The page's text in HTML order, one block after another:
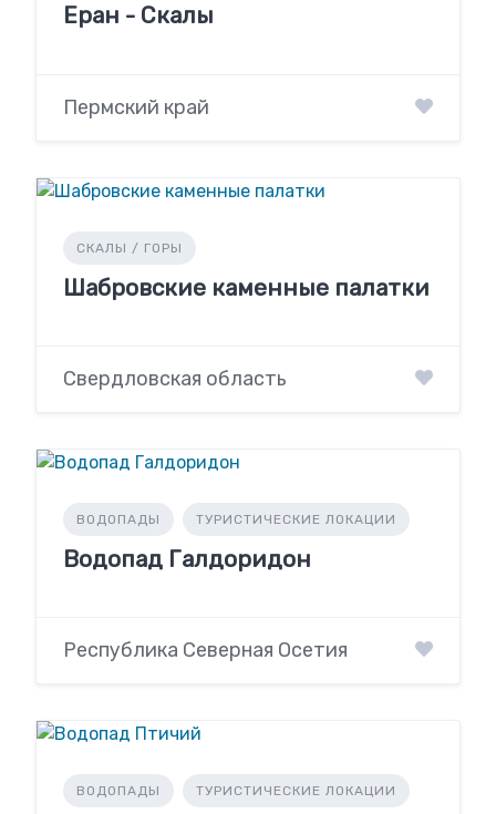
Еран - Скалы
Пермский край
СКАЛЫ / ГОРЫ
Шабровские каменные палатки
Свердловская область
ВОДОПАДЫ ТУРИСТИЧЕСКИЕ ЛОКАЦИИ
Водопад Галдоридон
Республика Северная Осетия
ВОДОПАДЫ ТУРИСТИЧЕСКИЕ ЛОКАЦИИ